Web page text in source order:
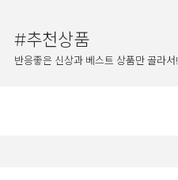
#추천상품
반응좋은 신상과 베스트 상품만 골라서!